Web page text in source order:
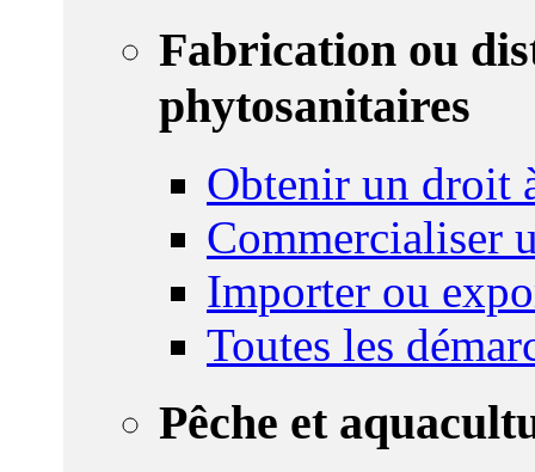
Fabrication ou
phytosanitaires
Obtenir un droit
Commercialiser
Importer ou
Toutes les
Pêche et